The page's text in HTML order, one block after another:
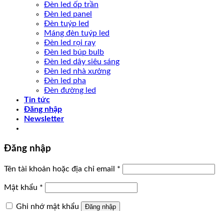
Đèn led ốp trần
Đèn led panel
Đèn tuýp led
Máng đèn tuýp led
Đèn led rọi ray
Đèn led búp bulb
Đèn led dây siêu sáng
Đèn led nhà xưởng
Đèn led pha
Đèn đường led
Tin tức
Đăng nhập
Newsletter
Đăng nhập
Tên tài khoản hoặc địa chỉ email *
Mật khẩu *
Ghi nhớ mật khẩu Đăng nhập